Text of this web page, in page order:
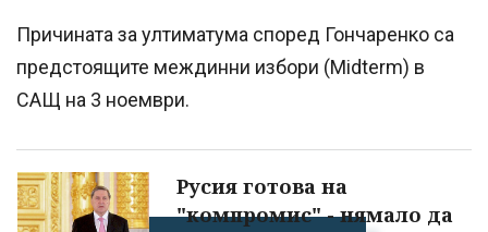
Причината за ултиматума според Гончаренко са
предстоящите междинни избори (Midterm) в
САЩ на 3 ноември.
Русия готова на
"компромис" - нямало да